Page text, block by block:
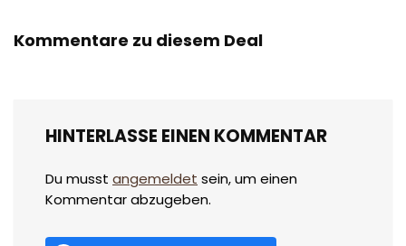
Kommentare zu diesem Deal
HINTERLASSE EINEN KOMMENTAR
Du musst angemeldet sein, um einen
Kommentar abzugeben.